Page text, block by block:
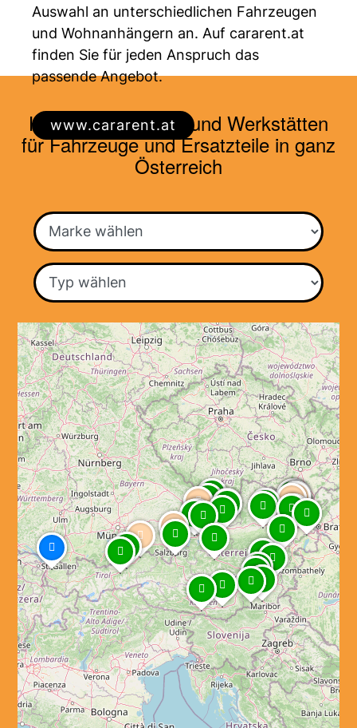
Auswahl an unterschiedlichen Fahrzeugen
und Wohnanhängern an. Auf cararent.at
finden Sie für jeden Anspruch das
passende Angebot.
www.cararent.at
Händler, Vermieter und Werkstätten
für Fahrzeuge und Ersatzteile in ganz
Österreich